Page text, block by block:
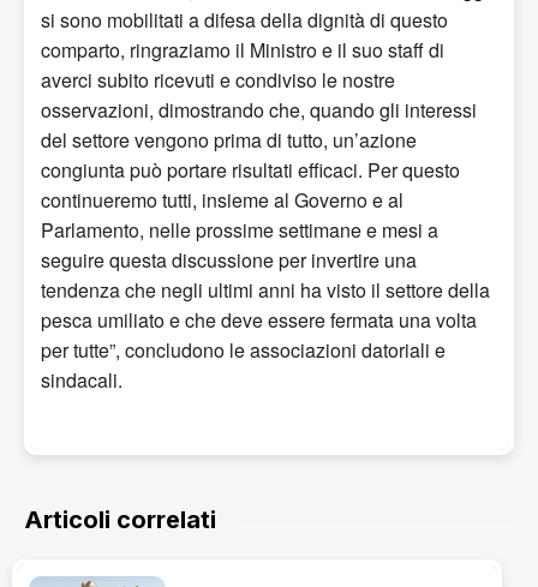
si sono mobilitati a difesa della dignità di questo
comparto, ringraziamo il Ministro e il suo staff di
averci subito ricevuti e condiviso le nostre
osservazioni, dimostrando che, quando gli interessi
del settore vengono prima di tutto, un’azione
congiunta può portare risultati efficaci. Per questo
continueremo tutti, insieme al Governo e al
Parlamento, nelle prossime settimane e mesi a
seguire questa discussione per invertire una
tendenza che negli ultimi anni ha visto il settore della
pesca umiliato e che deve essere fermata una volta
per tutte”, concludono le associazioni datoriali e
sindacali.
Articoli correlati